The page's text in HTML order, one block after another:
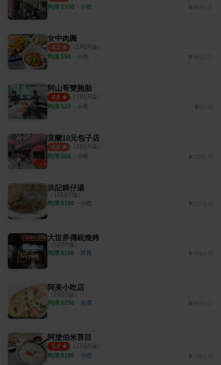
均消 $100 ・ 小吃 562公尺
女中肉圓
4.2 （ 5則評論）
均消 $90 ・ 小吃 459公尺
阿山哥雙胞胎
4.9 （ 7則評論）
均消 $20 ・ 小吃
宜蘭10元包子店
4.0 （ 2則評論）
均消 $60 ・ 小吃
洪記粿仔湯
（ 13則評論）
均消 $100 ・ 小吃
大世界傳統燒烤
（ 5則評論）
均消 $100 ・ 宵夜
阿美小吃店
（ 2則評論）
均消 $250 ・ 合菜 994公尺
阿塗伯米苔目
5.0 （ 2則評論）
均消 $100 ・ 小吃 265公尺